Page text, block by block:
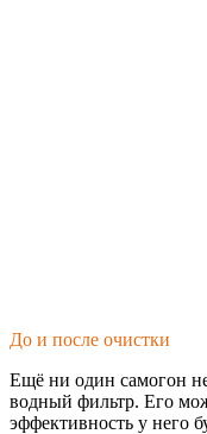
До и после очистки
Ещё ни один самогон
водный фильтр. Его
эффективность у него